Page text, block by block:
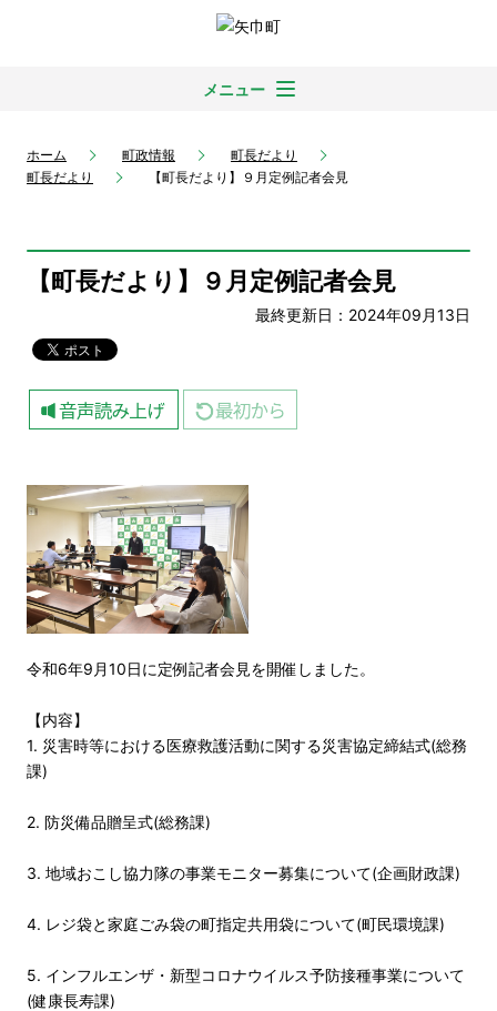
メニュー
ホーム 町政情報
町長だより
町長だより
【町長だより】９月定例記者会見
【町長だより】９月定例記者会見
最終更新日：2024年09月13日
令和6年9月10日に定例記者会見を開催しました。
【内容】
1. 災害時等における医療救護活動に関する災害協定締結式(総務
課)
2. 防災備品贈呈式(総務課)
3. 地域おこし協力隊の事業モニター募集について(企画財政課)
4. レジ袋と家庭ごみ袋の町指定共用袋について(町民環境課)
5. インフルエンザ・新型コロナウイルス予防接種事業について
(健康長寿課)